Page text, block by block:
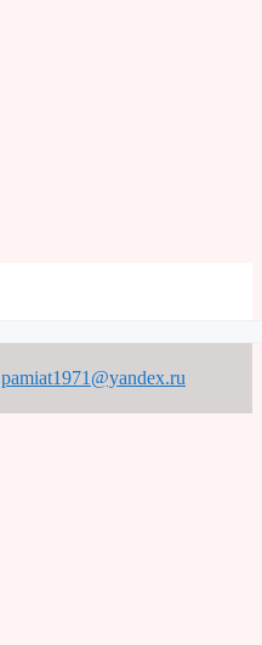
pamiat1971@yandex.ru